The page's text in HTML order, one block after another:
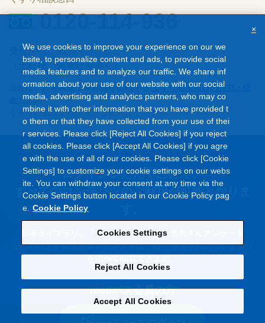
院医学研究科救急AI色画像情報標準
化講座の准教授を兼務。
0120-114-936
受付時間：9:00〜17:45
（土日祝、休業日を除く）
当社は、日本製薬工業協会が提唱するくすり相談窓口の役割・使
に則り、
くすりの適正使用情報をご提供しています。
ログインいただくことで、
すべてのコンテンツのご利⽤が可能となりま
「動画ライブラリ」「留学体験談動画」「患者さんアンケート」
などのログイン限定コンテンツをはじめ、サイト内のコンテンツ
medパス会員の方
We use cookies to improve your experience on our we
bsite, to personalize content and ads, to provide social
media features and to analyze our traffic. We share inf
ormation about your use of our website with our social
media, advertising and analytics partners, who may co
mbine it with other information that you have provided t
o them or that they have collected from your use of thei
r services. Please click [Reject All Cookies] if you reject
all cookies. Please click [Accept All Cookies] if you agre
e with the use of all of our cookies. Please click [Cookie
Settings] to customize your cookie settings on our webs
ite. You can withdraw your consent at any time via the
Cookie Settings button located in our Cookie Policy pag
e. Cookie Policy
Cookies Settings
Reject All Cookies
Accept All Cookies
×